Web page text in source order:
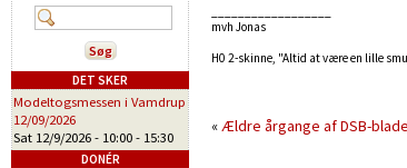
mvh Jonas
H0 2-skinne, "Altid at være en lille
«Ældre årgange af DSB-
DET SKER
Modeltogsmessen i Vamdrup
12/09/2026
Sat 12/9/2026 - 10:00 - 15:30
DONÉR